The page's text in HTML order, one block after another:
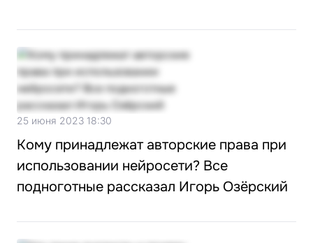
25 июня 2023 18:30
Кому принадлежат авторские права при
использовании нейросети? Все
подноготные рассказал Игорь Озёрский